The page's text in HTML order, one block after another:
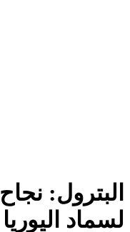
البترول:
لسماد